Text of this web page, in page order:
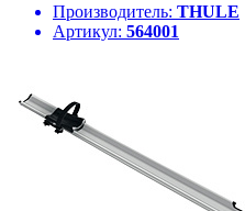
Производитель: THULE
Артикул: 564001